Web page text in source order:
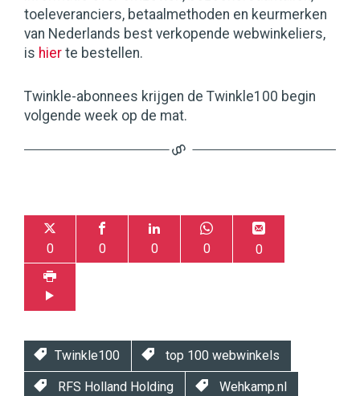
toeleveranciers, betaalmethoden en keurmerken
van Nederlands best verkopende webwinkeliers,
is hier te bestellen.
Twinkle-abonnees krijgen de Twinkle100 begin
volgende week op de mat.
0 0 0 0 0
Twinkle100 top 100 webwinkels
RFS Holland Holding Wehkamp.nl